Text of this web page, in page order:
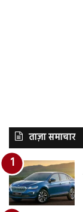
ताज़ा समाचार